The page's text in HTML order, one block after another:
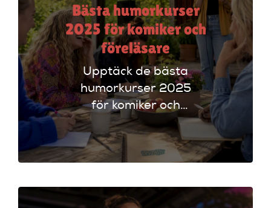
Bästa humorkurser
2025 för komiker och
föreläsare
Upptäck de bästa
humorkurser 2025
för komiker och
föreläsare. Lär dig
tekniker och få
scenerfarenhet med